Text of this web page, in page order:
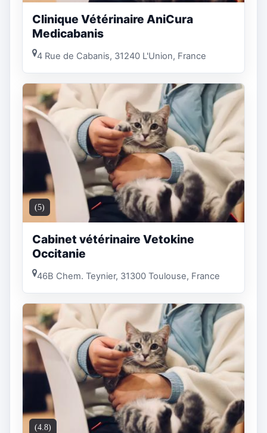
Clinique Vétérinaire AniCura
Medicabanis
4 Rue de Cabanis, 31240 L'Union, France
(5)
Cabinet vétérinaire Vetokine
Occitanie
46B Chem. Teynier, 31300 Toulouse, France
(4.8)